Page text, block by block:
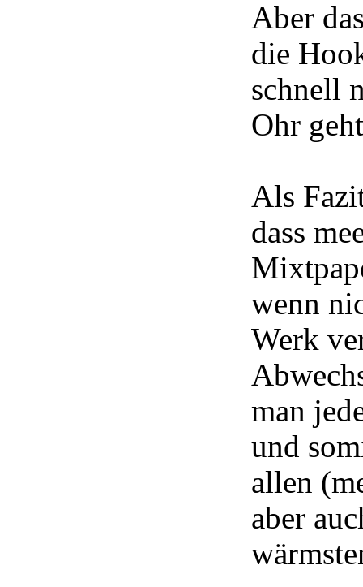
Aber
die
schnell
Ohr
Als
dass
wenn
Werk
man
und
allen
aber